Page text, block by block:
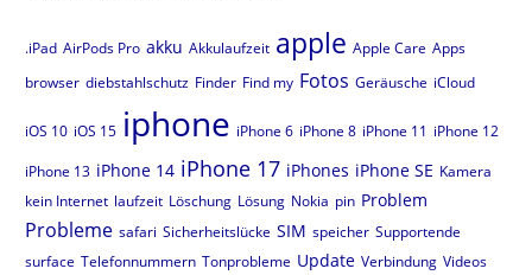
.iPad AirPods Pro akku Akkulaufzeit apple Apple Care Apps
browser diebstahlschutz Finder Find my Fotos Geräusche iCloud
iOS 10 iOS 15 iphone iPhone 6 iPhone 8 iPhone 11 iPhone 12
iPhone 13 iPhone 14 iPhone 17 iPhones iPhone SE Kamera
kein Internet laufzeit Löschung Lösung Nokia pin Problem
Probleme safari Sicherheitslücke SIM speicher Supportende
surface Telefonnummern Tonprobleme Update Verbindung Videos